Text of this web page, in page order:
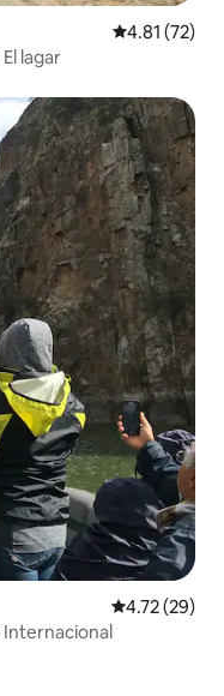
Calificación
4.81 (72)
lagar
Calificación
4.72 (29)
Internacional